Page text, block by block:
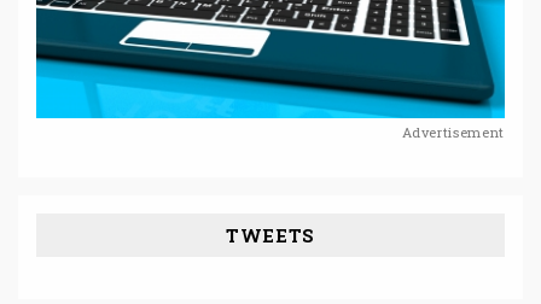
Advertisement
TWEETS